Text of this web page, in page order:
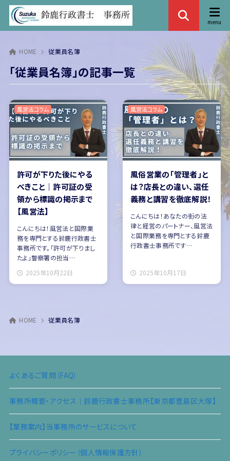
HOME 従業員名簿
「従業員名簿」の記事一覧
許可が下りた後にやる
べきこと｜許可証の受
領から標識の掲示まで
【風営法】
こんにちは！風営法と国際業
務を専門とする鈴鹿行政書士
事務所です。「許可が下りまし
たよ」警察署の担当…
2025年10月22日
風営法コラム
風俗営業の「管理者」と
は？店長との違い、選任
義務と講習を徹底解説！
こんにちは！あなたの街の法
律と経営のパートナー、風営法
と国際業務を専門とする鈴鹿
行政書士事務所です…
2025年10月17日
風営法コラム
HOME 従業員名簿
よくあるご質問（FAQ）
事務所概要・アクセス｜鈴鹿行政書士事務所【東京都豊島区大塚】
【業務案内】当事務所のサービスについて
プライバシーポリシー（個人情報保護方針）